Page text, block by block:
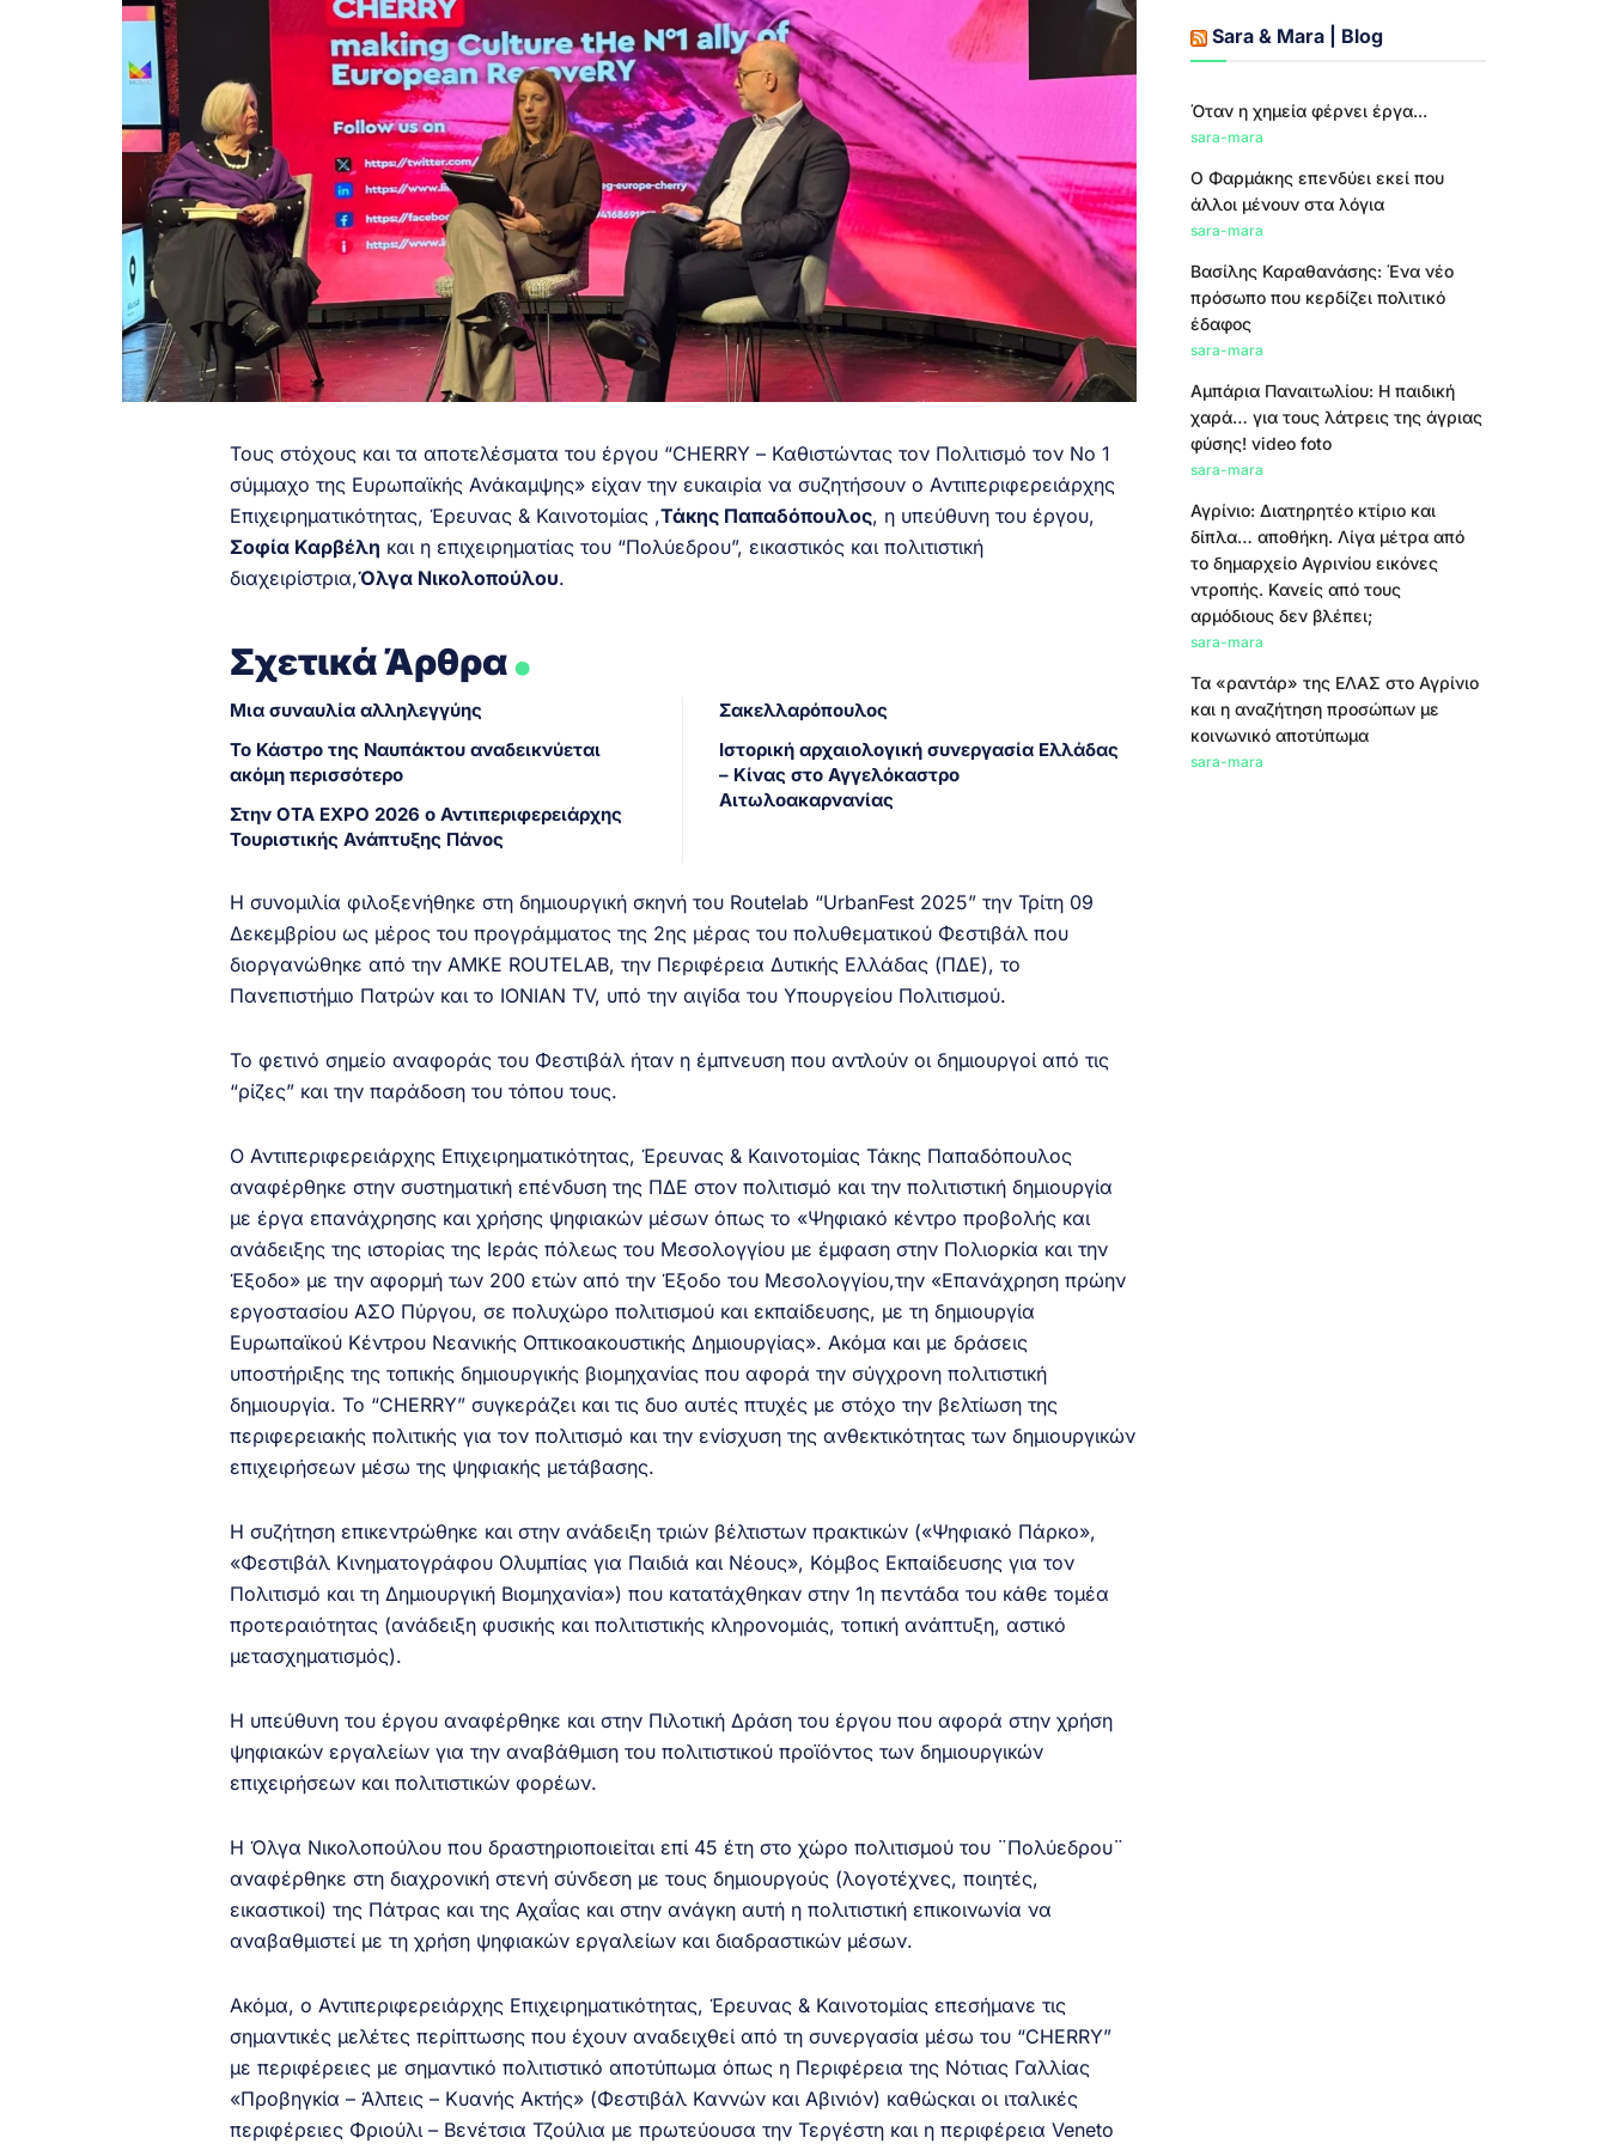
Τους στόχους και τα αποτελέσματα του έργου “CHERRY – Καθιστώντας τον Πολιτισμό τον Νο 1
σύμμαχο της Ευρωπαϊκής Ανάκαμψης» είχαν την ευκαιρία να συζητήσουν ο Αντιπεριφερειάρχης
Επιχειρηματικότητας, Έρευνας & Καινοτομίας ,Τάκης Παπαδόπουλος, η υπεύθυνη του έργου,
Σοφία Καρβέλη και η επιχειρηματίας του “Πολύεδρου”, εικαστικός και πολιτιστική
διαχειρίστρια,Όλγα Νικολοπούλου.
Σχετικά Άρθρα.
Μια συναυλία αλληλεγγύης
Το Κάστρο της Ναυπάκτου αναδεικνύεται
ακόμη περισσότερο
Στην OTA EXPO 2026 ο Αντιπεριφερειάρχης
Τουριστικής Ανάπτυξης Πάνος
Σακελλαρόπουλος
Ιστορική αρχαιολογική συνεργασία Ελλάδας
– Κίνας στο Αγγελόκαστρο
Αιτωλοακαρνανίας
Η συνομιλία φιλοξενήθηκε στη δημιουργική σκηνή του Routelab “UrbanFest 2025” την Τρίτη 09
Δεκεμβρίου ως μέρος του προγράμματος της 2ης μέρας του πολυθεματικού Φεστιβάλ που
διοργανώθηκε από την ΑΜΚΕ ROUTELAB, την Περιφέρεια Δυτικής Ελλάδας (ΠΔΕ), το
Πανεπιστήμιο Πατρών και το IONIAN TV, υπό την αιγίδα του Υπουργείου Πολιτισμού.
Το φετινό σημείο αναφοράς του Φεστιβάλ ήταν η έμπνευση που αντλούν οι δημιουργοί από τις
“ρίζες” και την παράδοση του τόπου τους.
Ο Αντιπεριφερειάρχης Επιχειρηματικότητας, Έρευνας & Καινοτομίας Τάκης Παπαδόπουλος
αναφέρθηκε στην συστηματική επένδυση της ΠΔΕ στον πολιτισμό και την πολιτιστική δημιουργία
με έργα επανάχρησης και χρήσης ψηφιακών μέσων όπως το «Ψηφιακό κέντρο προβολής και
ανάδειξης της ιστορίας της Ιεράς πόλεως του Μεσολογγίου με έμφαση στην Πολιορκία και την
Έξοδο» με την αφορμή των 200 ετών από την Έξοδο του Μεσολογγίου,την «Επανάχρηση πρώην
εργοστασίου ΑΣΟ Πύργου, σε πολυχώρο πολιτισμού και εκπαίδευσης, με τη δημιουργία
Ευρωπαϊκού Κέντρου Νεανικής Οπτικοακουστικής Δημιουργίας». Ακόμα και με δράσεις
υποστήριξης της τοπικής δημιουργικής βιομηχανίας που αφορά την σύγχρονη πολιτιστική
δημιουργία. Το “CHERRY” συγκεράζει και τις δυο αυτές πτυχές με στόχο την βελτίωση της
περιφερειακής πολιτικής για τον πολιτισμό και την ενίσχυση της ανθεκτικότητας των δημιουργικών
επιχειρήσεων μέσω της ψηφιακής μετάβασης.
Η συζήτηση επικεντρώθηκε και στην ανάδειξη τριών βέλτιστων πρακτικών («Ψηφιακό Πάρκο»,
«Φεστιβάλ Κινηματογράφου Ολυμπίας για Παιδιά και Νέους», Κόμβος Εκπαίδευσης για τον
Πολιτισμό και τη Δημιουργική Βιομηχανία») που κατατάχθηκαν στην 1η πεντάδα του κάθε τομέα
προτεραιότητας (ανάδειξη φυσικής και πολιτιστικής κληρονομιάς, τοπική ανάπτυξη, αστικό
μετασχηματισμός).
Η υπεύθυνη του έργου αναφέρθηκε και στην Πιλοτική Δράση του έργου που αφορά στην χρήση
ψηφιακών εργαλείων για την αναβάθμιση του πολιτιστικού προϊόντος των δημιουργικών
επιχειρήσεων και πολιτιστικών φορέων.
Η Όλγα Νικολοπούλου που δραστηριοποιείται επί 45 έτη στο χώρο πολιτισμού του ¨Πολύεδρου¨
αναφέρθηκε στη διαχρονική στενή σύνδεση με τους δημιουργούς (λογοτέχνες, ποιητές,
εικαστικοί) της Πάτρας και της Αχαΐας και στην ανάγκη αυτή η πολιτιστική επικοινωνία να
αναβαθμιστεί με τη χρήση ψηφιακών εργαλείων και διαδραστικών μέσων.
Ακόμα, ο Αντιπεριφερειάρχης Επιχειρηματικότητας, Έρευνας & Καινοτομίας επεσήμανε τις
σημαντικές μελέτες περίπτωσης που έχουν αναδειχθεί από τη συνεργασία μέσω του “CHERRY”
με περιφέρειες με σημαντικό πολιτιστικό αποτύπωμα όπως η Περιφέρεια της Νότιας Γαλλίας
«Προβηγκία – Άλπεις – Κυανής Ακτής» (Φεστιβάλ Καννών και Αβινιόν) καθώςκαι οι ιταλικές
περιφέρειες Φριούλι – Βενέτσια Τζούλια με πρωτεύουσα την Τεργέστη και η περιφέρεια Veneto
Sara & Mara | Blog
Όταν η χημεία φέρνει έργα...
sara-mara
Ο Φαρμάκης επενδύει εκεί που
άλλοι μένουν στα λόγια
sara-mara
Βασίλης Καραθανάσης: Ένα νέο
πρόσωπο που κερδίζει πολιτικό
έδαφος
sara-mara
Αμπάρια Παναιτωλίου: Η παιδική
χαρά… για τους λάτρεις της άγριας
φύσης! video foto
sara-mara
Αγρίνιο: Διατηρητέο κτίριο και
δίπλα… αποθήκη. Λίγα μέτρα από
το δημαρχείο Αγρινίου εικόνες
ντροπής. Κανείς από τους
αρμόδιους δεν βλέπει;
sara-mara
Τα «ραντάρ» της ΕΛΑΣ στο Αγρίνιο
και η αναζήτηση προσώπων με
κοινωνικό αποτύπωμα
sara-mara